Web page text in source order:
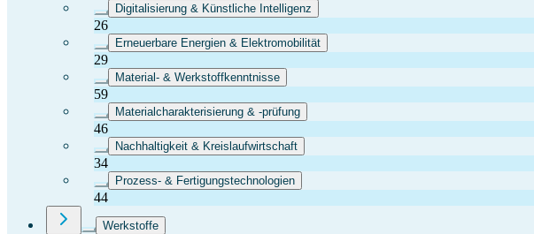
Digitalisierung & Künstliche Intelligenz
26
Erneuerbare Energien & Elektromobilität
29
Material- & Werkstoffkenntnisse
59
Materialcharakterisierung & -prüfung
46
Nachhaltigkeit & Kreislaufwirtschaft
34
Prozess- & Fertigungstechnologien
44
Werkstoffe